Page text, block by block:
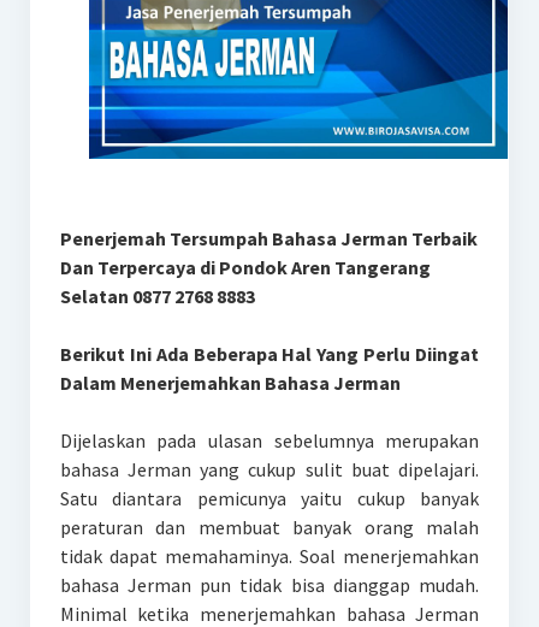
Penerjemah Tersumpah Bahasa Jerman Terbaik
Dan Terpercaya di Pondok Aren Tangerang
Selatan 0877 2768 8883
Berikut Ini Ada Beberapa Hal Yang Perlu Diingat
Dalam Menerjemahkan Bahasa Jerman
Dijelaskan pada ulasan sebelumnya merupakan
bahasa Jerman yang cukup sulit buat dipelajari.
Satu diantara pemicunya yaitu cukup banyak
peraturan dan membuat banyak orang malah
tidak dapat memahaminya. Soal menerjemahkan
bahasa Jerman pun tidak bisa dianggap mudah.
Minimal ketika menerjemahkan bahasa Jerman